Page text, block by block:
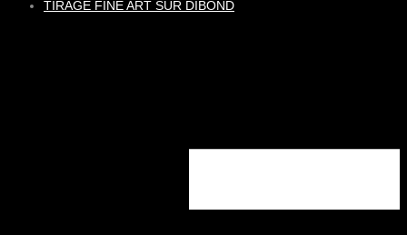
TIRAGE FINE ART SUR DIBOND